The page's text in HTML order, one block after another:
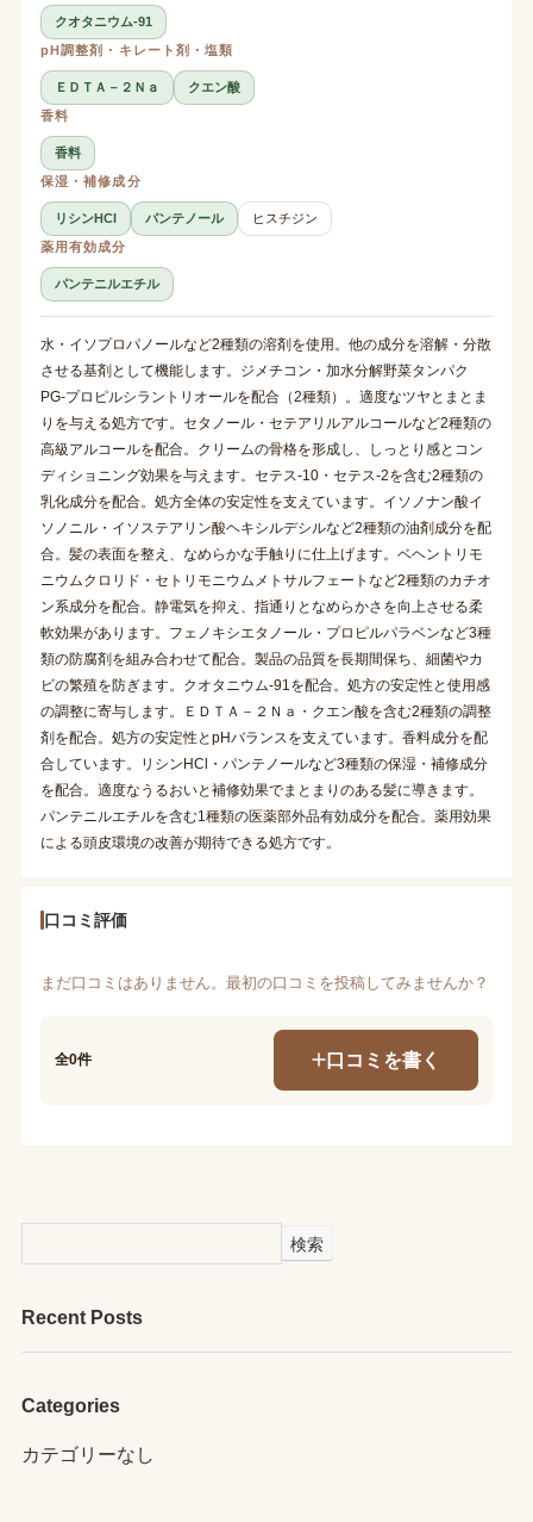
クオタニウム-91
pH調整剤・キレート剤・塩類
ＥＤＴＡ－２Ｎａ
クエン酸
香料
香料
保湿・補修成分
リシンHCl パンテノール
ヒスチジン
薬用有効成分
パンテニルエチル
水・イソプロパノールなど2種類の溶剤を使用。他の成分を溶解・分散
させる基剤として機能します。ジメチコン・加水分解野菜タンパク
PG-プロピルシラントリオールを配合（2種類）。適度なツヤとまとま
りを与える処方です。セタノール・セテアリルアルコールなど2種類の
高級アルコールを配合。クリームの骨格を形成し、しっとり感とコン
ディショニング効果を与えます。セテス-10・セテス-2を含む2種類の
乳化成分を配合。処方全体の安定性を支えています。イソノナン酸イ
ソノニル・イソステアリン酸ヘキシルデシルなど2種類の油剤成分を配
合。髪の表面を整え、なめらかな手触りに仕上げます。ベヘントリモ
ニウムクロリド・セトリモニウムメトサルフェートなど2種類のカチオ
ン系成分を配合。静電気を抑え、指通りとなめらかさを向上させる柔
軟効果があります。フェノキシエタノール・プロピルパラベンなど3種
類の防腐剤を組み合わせて配合。製品の品質を長期間保ち、細菌やカ
ビの繁殖を防ぎます。クオタニウム-91を配合。処方の安定性と使用感
の調整に寄与します。ＥＤＴＡ－２Ｎａ・クエン酸を含む2種類の調整
剤を配合。処方の安定性とpHバランスを支えています。香料成分を配
合しています。リシンHCl・パンテノールなど3種類の保湿・補修成分
を配合。適度なうるおいと補修効果でまとまりのある髪に導きます。
パンテニルエチルを含む1種類の医薬部外品有効成分を配合。薬用効果
による頭皮環境の改善が期待できる処方です。
口コミ評価
まだ口コミはありません。最初の口コミを投稿してみませんか？
全0件 口コミを書く
検索
Recent Posts
Categories
カテゴリーなし